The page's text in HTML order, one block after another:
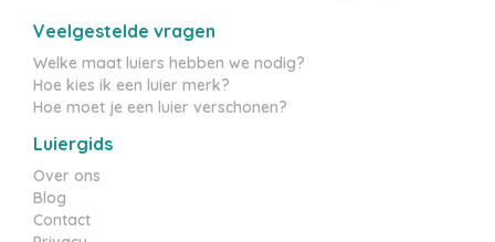
Veelgestelde vragen
Welke maat luiers hebben we nodig?
Hoe kies ik een luier merk?
Hoe moet je een luier verschonen?
Luiergids
Over ons
Blog
Contact